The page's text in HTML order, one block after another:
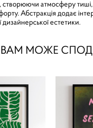
створюючи атмосферу тиші,
Абстракція додає
дизайнерської естетики.
МОЖЕ